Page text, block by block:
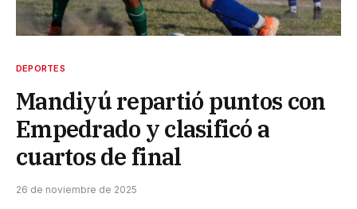
DEPORTES
Mandiyú repartió puntos con
Empedrado y clasificó a
cuartos de final
26 de noviembre de 2025